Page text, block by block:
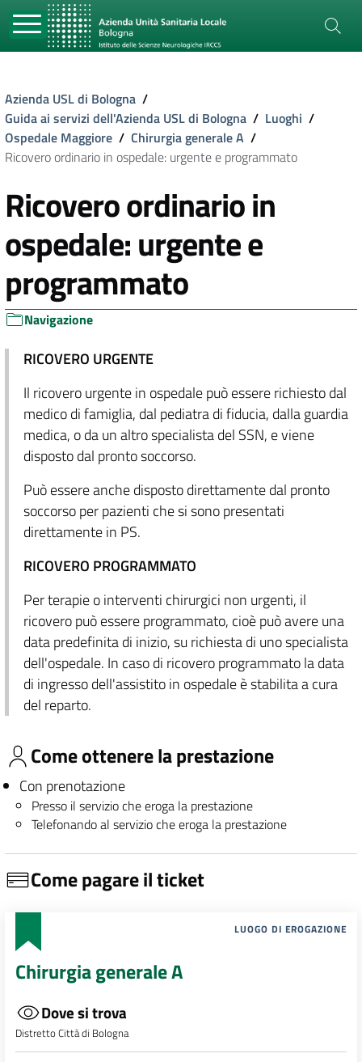
Azienda USL di Bologna /
Guida ai servizi dell'Azienda USL di Bologna / Luoghi /
Ospedale Maggiore / Chirurgia generale A /
Ricovero ordinario in ospedale: urgente e programmato
Ricovero ordinario in
ospedale: urgente e
programmato
Navigazione
RICOVERO URGENTE
Il ricovero urgente in ospedale può essere richiesto dal
medico di famiglia, dal pediatra di fiducia, dalla guardia
medica, o da un altro specialista del SSN, e viene
disposto dal pronto soccorso.
Può essere anche disposto direttamente dal pronto
soccorso per pazienti che si sono presentati
direttamente in PS.
RICOVERO PROGRAMMATO
Per terapie o interventi chirurgici non urgenti, il
ricovero può essere programmato, cioè può avere una
data predefinita di inizio, su richiesta di uno specialista
dell'ospedale. In caso di ricovero programmato la data
di ingresso dell'assistito in ospedale è stabilita a cura
del reparto.
Come ottenere la prestazione
Con prenotazione
Presso il servizio che eroga la prestazione
Telefonando al servizio che eroga la prestazione
Come pagare il ticket
LUOGO DI EROGAZIONE
Chirurgia generale A
Dove si trova
Distretto Città di Bologna